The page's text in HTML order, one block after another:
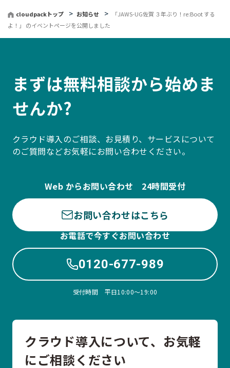
cloudpackトップ お知らせ
「JAWS-UG佐賀 ３年ぶり！re:Boot する
よ！」 のイベントページを公開しました
まずは無料相談から始めま
せんか?
クラウド導入のご相談、お見積り、サービスについて
のご質問などお気軽にお問い合わせください。
Web からお問い合わせ 24時間受付
お問い合わせはこちら
お電話で今すぐお問い合わせ
0120-677-989
受付時間 平日10:00〜19:00
クラウド導入について、お気軽
にご相談ください